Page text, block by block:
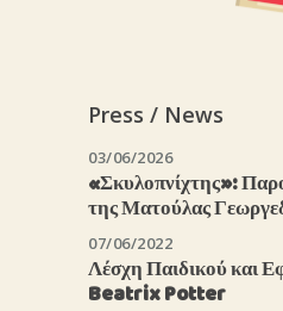
Press / News
03/06/2026
«Σκυλοπνίχτης»:
της Ματούλας
07/06/2022
Λέσχη Παιδικού και
Beatrix Potter